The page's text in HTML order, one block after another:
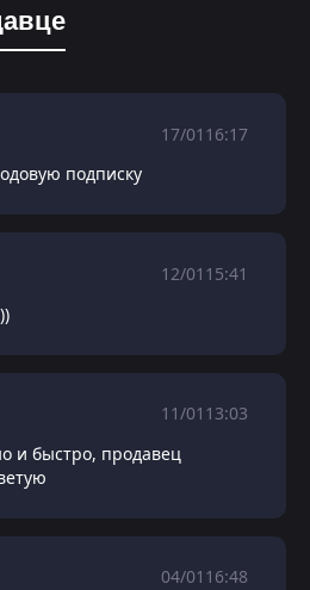
17/01 16:17
подписку
12/01 15:41
11/01 13:03
и быстро, продавец
04/01 16:48